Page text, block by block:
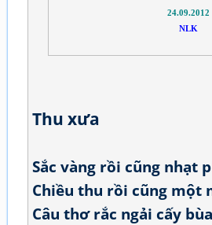
24.09.2012
NLK
Thu xưa
Sắc vàng rồi cũng nhạt
Chiều thu rồi cũng một
Câu thơ rắc ngải cấy bùa